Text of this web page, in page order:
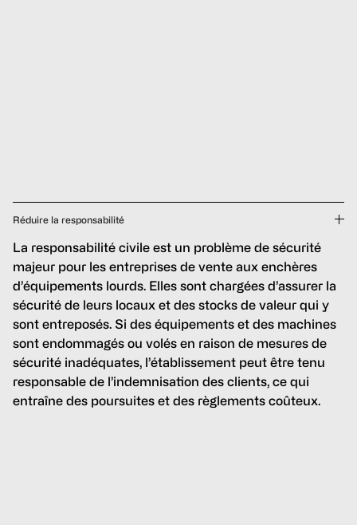
Réduire la responsabilité
La responsabilité civile est un problème de sécurité
majeur pour les entreprises de vente aux enchères
d’équipements lourds. Elles sont chargées d’assurer la
sécurité de leurs locaux et des stocks de valeur qui y
sont entreposés. Si des équipements et des machines
sont endommagés ou volés en raison de mesures de
sécurité inadéquates, l’établissement peut être tenu
responsable de l’indemnisation des clients, ce qui
entraîne des poursuites et des règlements coûteux.